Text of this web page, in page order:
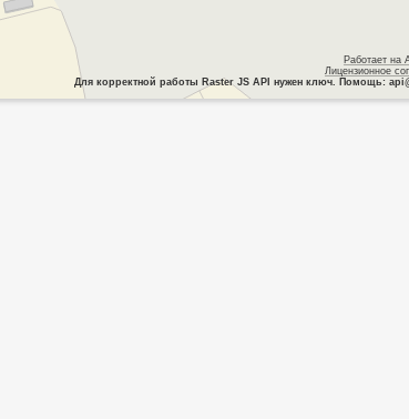
Работает на
Лицензионное
Для корректной работы Raster JS API нужен ключ. Помощь: